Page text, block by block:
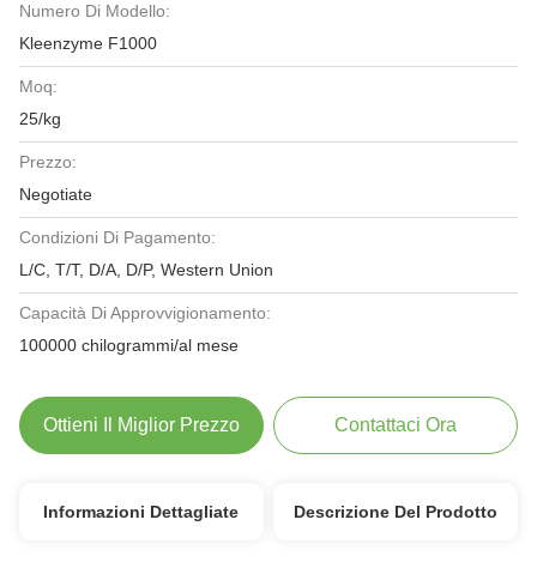
Numero Di Modello:
Kleenzyme F1000
Moq:
25/kg
Prezzo:
Negotiate
Condizioni Di Pagamento:
L/C, T/T, D/A, D/P, Western Union
Capacità Di Approvvigionamento:
100000 chilogrammi/al mese
Ottieni Il Miglior Prezzo Contattaci Ora
Informazioni Dettagliate Descrizione Del Prodotto